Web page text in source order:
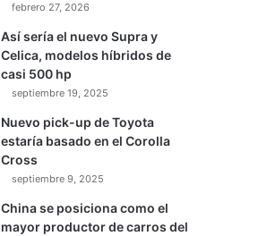
febrero 27, 2026
Así sería el nuevo Supra y
Celica, modelos híbridos de
casi 500 hp
septiembre 19, 2025
Nuevo pick-up de Toyota
estaría basado en el Corolla
Cross
septiembre 9, 2025
China se posiciona como el
mayor productor de carros del